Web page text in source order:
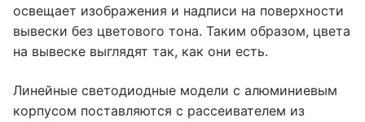
Уличный светодиодный драйвер
ИНФОРМАЦИЯ О DMX
Что такое DMX? Какие существуют типы
продуктов?
освещает изображения и надписи на поверхности
вывески без цветового тона. Таким образом, цвета
на вывеске выглядят так, как они есть.
Линейные светодиодные модели с алюминиевым
корпусом поставляются с рассеивателем из